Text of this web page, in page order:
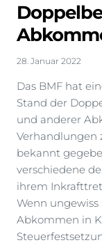
28. Januar 2022
Das BMF hat
Stand der
und anderer
Verhandlungen
bekannt
verschiedene
ihrem
Wenn
Abkommen in